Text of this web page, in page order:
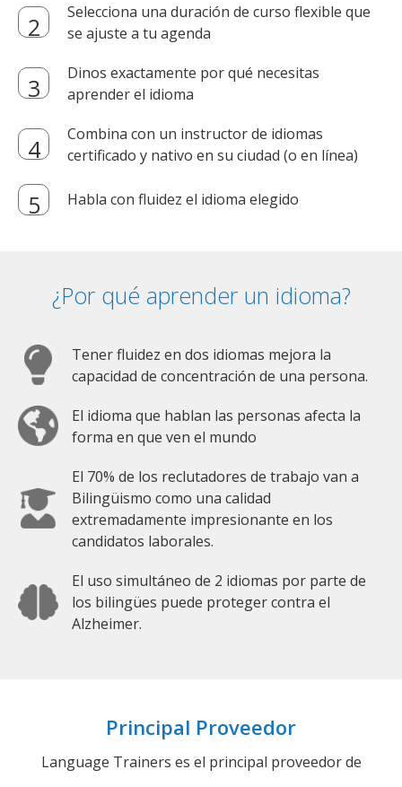
Selecciona una duración de curso flexible que
se ajuste a tu agenda
Dinos exactamente por qué necesitas
aprender el idioma
Combina con un instructor de idiomas
certificado y nativo en su ciudad (o en línea)
Habla con fluidez el idioma elegido
¿Por qué aprender un idioma?
Tener fluidez en dos idiomas mejora la
capacidad de concentración de una persona.
El idioma que hablan las personas afecta la
forma en que ven el mundo
El 70% de los reclutadores de trabajo van a
Bilingüismo como una calidad
extremadamente impresionante en los
candidatos laborales.
El uso simultáneo de 2 idiomas por parte de
los bilingües puede proteger contra el
Alzheimer.
Principal Proveedor
Language Trainers es el principal proveedor de